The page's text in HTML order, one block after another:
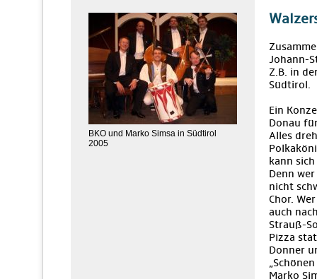
BKO und Marko Simsa in Südtirol
2005
Johann-
Z.B. in
Südtirol.
Ein
Donau
Alles
kann
Denn
nicht
Chor.
auch
Strauß-
Pizza
Donner
Marko